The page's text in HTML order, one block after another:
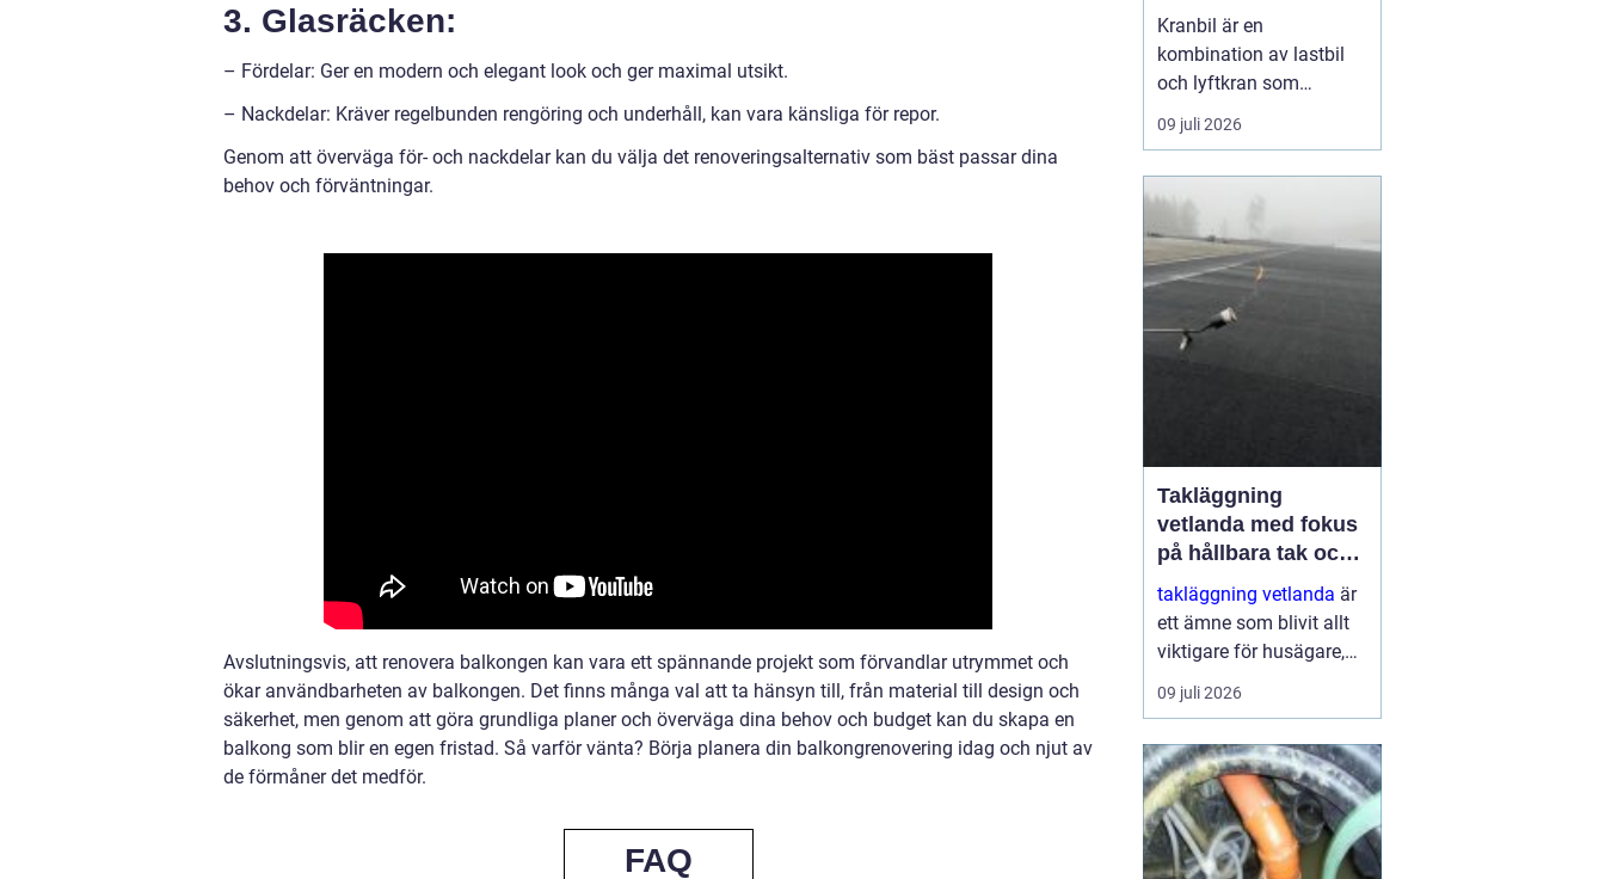
3. Glasräcken:
– Fördelar: Ger en modern och elegant look och ger maximal utsikt.
– Nackdelar: Kräver regelbunden rengöring och underhåll, kan vara känsliga för repor.
Genom att överväga för- och nackdelar kan du välja det renoveringsalternativ som bäst passar dina
behov och förväntningar.
Avslutningsvis, att renovera balkongen kan vara ett spännande projekt som förvandlar utrymmet och
ökar användbarheten av balkongen. Det finns många val att ta hänsyn till, från material till design och
säkerhet, men genom att göra grundliga planer och överväga dina behov och budget kan du skapa en
balkong som blir en egen fristad. Så varför vänta? Börja planera din balkongrenovering idag och njut av
de förmåner det medför.
FAQ
Kranbil är en
kombination av lastbil
och lyftkran som
används när tungt eller
skrymmande material
säkert och
Genom att hyra en
kranbil kan
privatpersoner, företag
och entrepren&...
09 juli 2026
Takläggning
vetlanda med fokus
på hållbara tak och
trygga hus
takläggning vetlanda är
ett ämne som blivit allt
viktigare för husägare,
bostadsrättsföreningar
och fastighetsägare i
skyddar inte bara mot
regn, snö och blåst, utan
påve...
09 juli 2026